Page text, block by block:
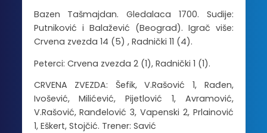
Bazen Tašmajdan. Gledalaca 1700. Sudije:
Putniković i Balažević (Beograd). Igrač više:
Crvena zvezda 14 (5) , Radnički 11 (4).
Peterci: Crvena zvezda 2 (1), Radnički 1 (1).
CRVENA ZVEZDA: Šefik, V.Rašović 1, Rađen,
Ivošević, Milićević, Pijetlović 1, Avramović,
V.Rašović, Ranđelović 3, Vapenski 2, Prlainović
1, Eškert, Stojčić. Trener: Savić